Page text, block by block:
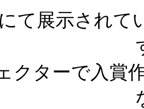
て展示されて
クターで入賞